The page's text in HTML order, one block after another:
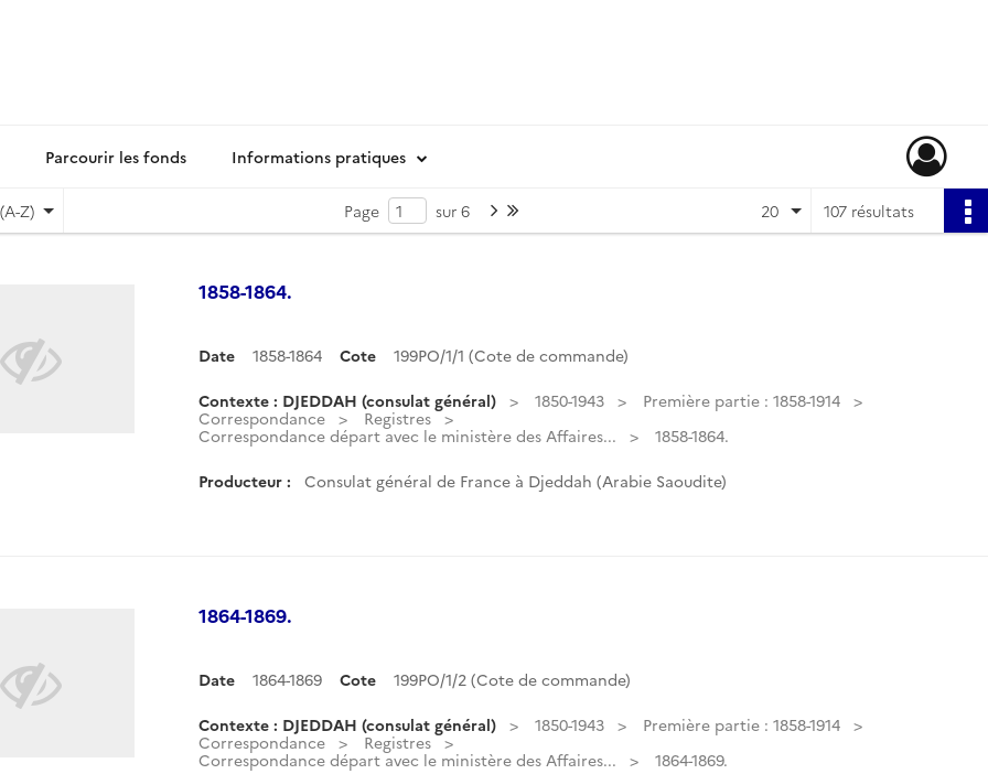
Parcourir les fonds Informations pratiques
Z) Page sur 6 Page suivante : 1/6 107 résultats
20
1858-1864.
Date 1858-1864 Cote 199PO/1/1 (Cote de commande)
Contexte : DJEDDAH (consulat général) 1850-1943
Première partie : 1858-1914
Correspondance
Registres
Correspondance départ avec le ministère des Affaires...
1858-1864.
Producteur : Consulat général de France à Djeddah (Arabie Saoudite)
1864-1869.
Date 1864-1869 Cote 199PO/1/2 (Cote de commande)
Contexte : DJEDDAH (consulat général) 1850-1943
Première partie : 1858-1914
Correspondance
Registres
Correspondance départ avec le ministère des Affaires...
1864-1869.